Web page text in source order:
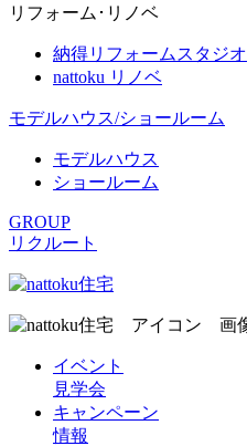
リフォーム･リノベ
納得リフォームスタジオ
nattoku リノベ
モデルハウス/ショールーム
モデルハウス
ショールーム
GROUP
リクルート
イベント
見学会
キャンペーン
情報